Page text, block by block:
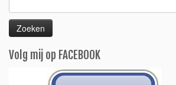
naar:
Volg mij op FACEBOOK